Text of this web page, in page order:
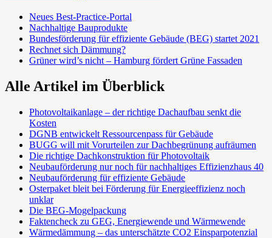
Neues Best-Practice-Portal
Nachhaltige Bauprodukte
Bundesförderung für effiziente Gebäude (BEG) startet 2021
Rechnet sich Dämmung?
Grüner wird’s nicht – Hamburg fördert Grüne Fassaden
Alle Artikel im Überblick
Photovoltaikanlage – der richtige Dachaufbau senkt die
Kosten
DGNB entwickelt Ressourcenpass für Gebäude
BUGG will mit Vorurteilen zur Dachbegrünung aufräumen
Die richtige Dachkonstruktion für Photovoltaik
Neubauförderung nur noch für nachhaltiges Effizienzhaus 40
Neubauförderung für effiziente Gebäude
Osterpaket bleit bei Förderung für Energieeffizienz noch
unklar
Die BEG-Mogelpackung
Faktencheck zu GEG, Energiewende und Wärmewende
Wärmedämmung – das unterschätzte CO2 Einsparpotenzial